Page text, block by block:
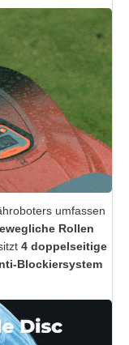
umfassen
Rollen
4 doppelseitige
Blockiersystem